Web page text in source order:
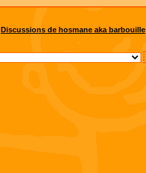
Discussions de hosmane aka barbouille